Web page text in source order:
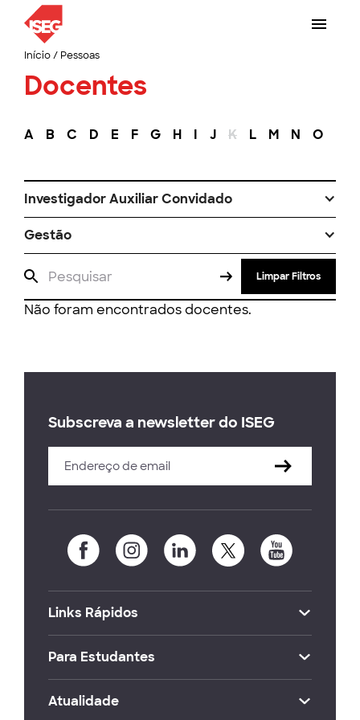
Início/ Pessoas
Docentes
A B C D E F G H I J K L M N O
Investigador Auxiliar Convidado
Gestão
Limpar Filtros
Não foram encontrados docentes.
Subscreva a newsletter do ISEG
Links Rápidos
Para Estudantes
Atualidade